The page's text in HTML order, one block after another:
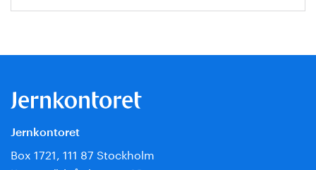
Jernkontoret
Box 1721, 111 87 Stockholm